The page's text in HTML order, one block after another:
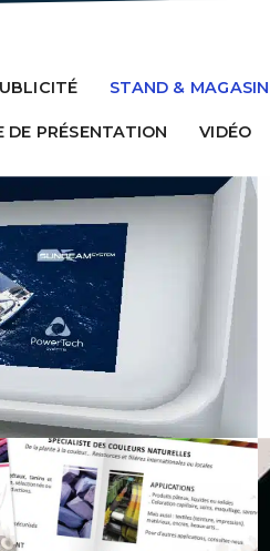
STAND & MAGASIN
DE PRÉSENTATION VIDÉO
& MAGASIN
& PUBLICITÉ
DE
ROLL-UP